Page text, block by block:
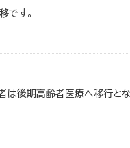
です。
は後期高齢者医療へ移行と